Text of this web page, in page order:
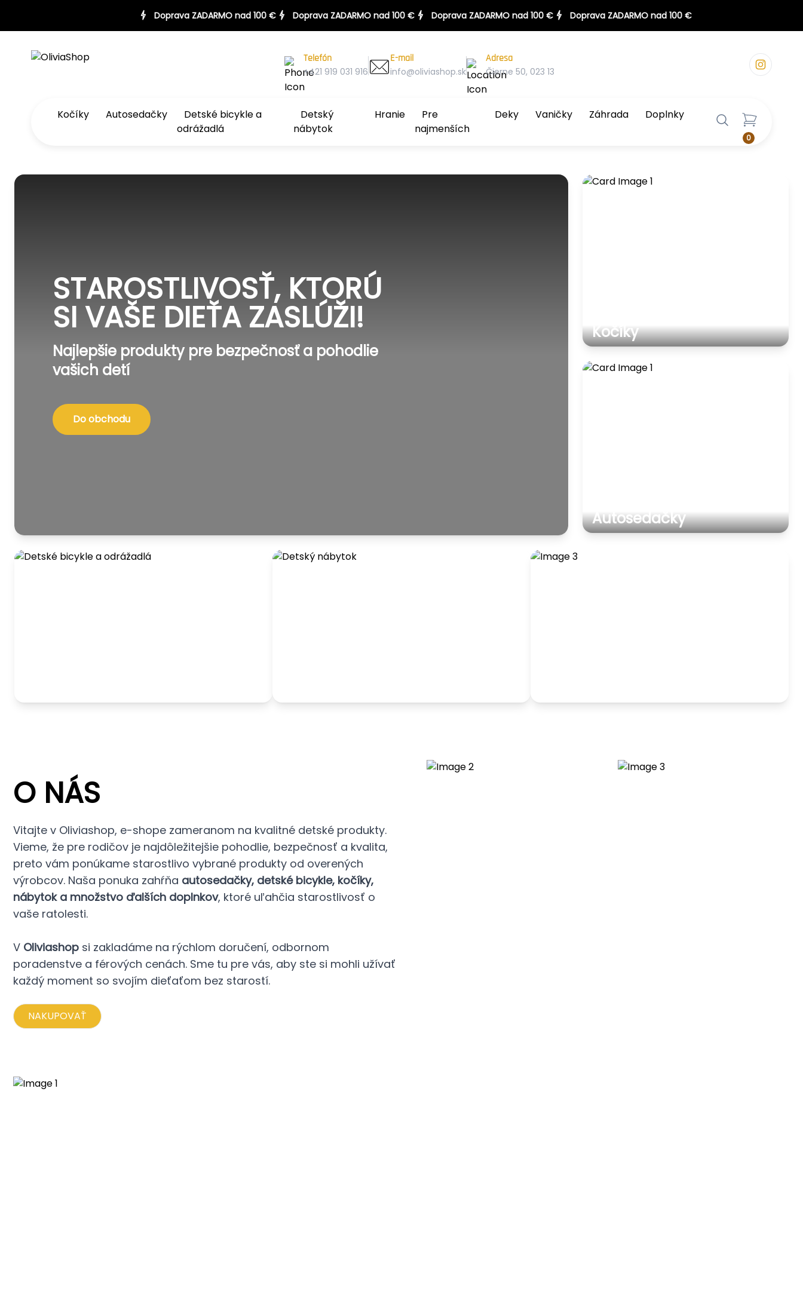
Doprava ZADARMO nad 100 € Doprava ZADARMO nad 100 € Doprava ZADARMO nad 100 €
Telefón
+421 919 031 916
E-mail
info@oliviashop.sk
Adresa
Čierne 50, 023 13
Kočíky Autosedačky
Detské bicykle a
odrážadlá
Detský
nábytok
Hranie
Pre
najmenších
Deky Vaničky Záhrada Doplnky
0
STAROSTLIVOSŤ, KTORÚ
SI VAŠE DIEŤA ZASLÚŽI!
Najlepšie produkty pre bezpečnosť a pohodlie
vašich detí
Do obchodu
Kočíky
Autosedačky
O NÁS
Vitajte v Oliviashop, e-shope zameranom na kvalitné detské produkty.
Vieme, že pre rodičov je najdôležitejšie pohodlie, bezpečnosť a kvalita,
preto vám ponúkame starostlivo vybrané produkty od overených
výrobcov. Naša ponuka zahŕňa autosedačky, detské bicykle, kočíky,
nábytok a množstvo ďalších doplnkov, ktoré uľahčia starostlivosť o
vaše ratolesti.
V Oliviashop si zakladáme na rýchlom doručení, odbornom
poradenstve a férových cenách. Sme tu pre vás, aby ste si mohli užívať
každý moment so svojím dieťaťom bez starostí.
NAKUPOVAŤ